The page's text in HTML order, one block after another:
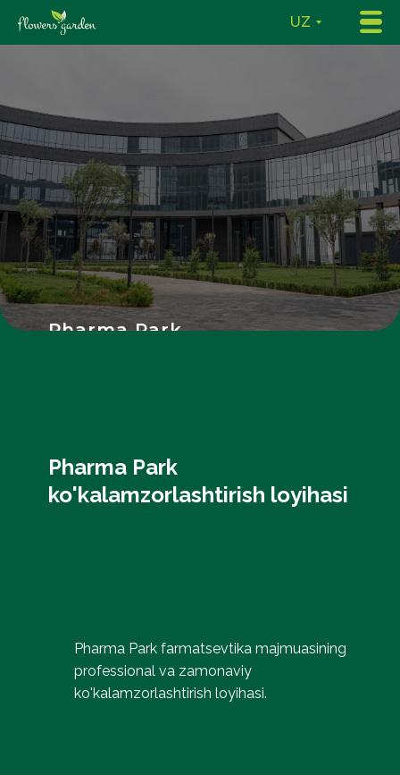
UZ
Pharma Park
Pharma Park
ko'kalamzorlashtirish loyihasi
Pharma Park farmatsevtika majmuasining
professional va zamonaviy
ko'kalamzorlashtirish loyihasi.